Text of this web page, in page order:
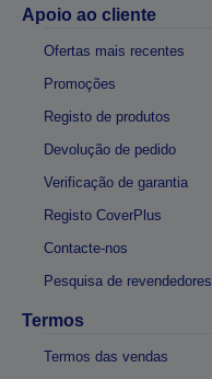
Apoio ao cliente
Ofertas mais recentes
Promoções
Registo de produtos
Devolução de pedido
Verificação de garantia
Registo CoverPlus
Contacte-nos
Pesquisa de revendedores
Termos
Termos das vendas